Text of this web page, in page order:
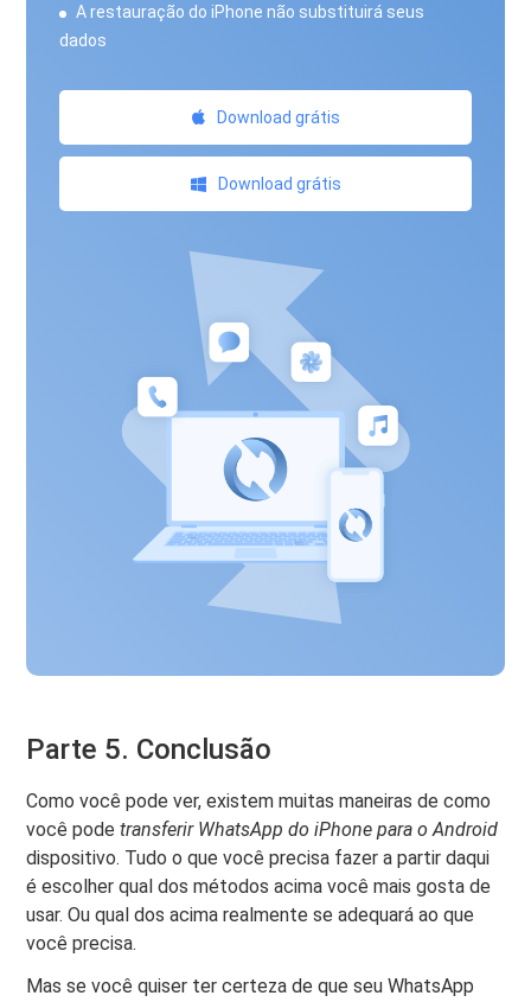
A restauração do iPhone não substituirá seus
dados
Download grátis
Download grátis
Parte 5. Conclusão
Como você pode ver, existem muitas maneiras de como
você podetransferir WhatsApp do iPhone para o Android
dispositivo. Tudo o que você precisa fazer a partir daqui
é escolher qual dos métodos acima você mais gosta de
usar. Ou qual dos acima realmente se adequará ao que
você precisa.
Mas se você quiser ter certeza de que seu WhatsApp